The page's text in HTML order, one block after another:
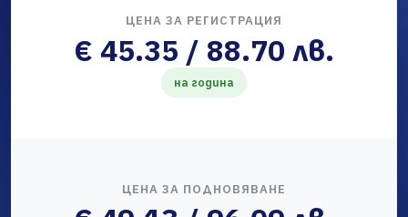
ЦЕНА ЗА РЕГИСТРАЦИЯ
€ 45.35 / 88.70 лв.
на година
ЦЕНА ЗА ПОДНОВЯВАНЕ